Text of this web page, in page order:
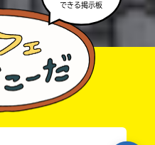
できる掲示板